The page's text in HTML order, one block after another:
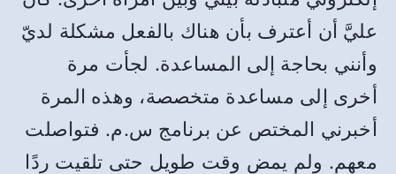
عليَّ أن أعترف بأن هناك بالفعل مشكلة لديّ
وأنني بحاجة إلى المساعدة. لجأت مرة
أخرى إلى مساعدة متخصصة، وهذه المرة
أخبرني المختص عن برنامج س.م. فتواصلت
معهم. ولم يمض وقت طويل حتى تلقيت ردًا